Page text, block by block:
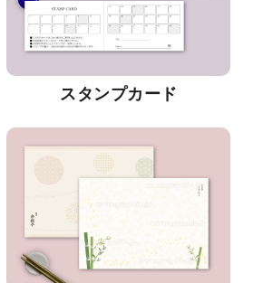
スタンプカード